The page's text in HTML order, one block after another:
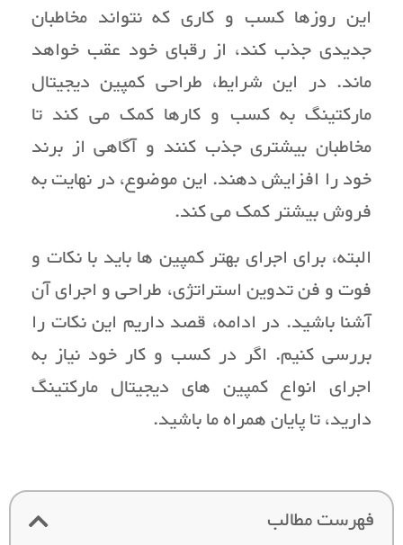
این روزها کسب و کاری که نتواند مخاطبان
جدیدی جذب کند، از رقبای خود عقب خواهد
ماند. در این شرایط، طراحی کمپین دیجیتال
مارکتینگ به کسب و کارها کمک می کند تا
مخاطبان بیشتری جذب کنند و آگاهی از برند
خود را افزایش دهند. این موضوع، در نهایت به
فروش بیشتر کمک می کند.
البته، برای اجرای بهتر کمپین ها باید با نکات و
فوت و فن تدوین استراتژی، طراحی و اجرای آن
آشنا باشید. در ادامه، قصد داریم این نکات را
بررسی کنیم. اگر در کسب و کار خود نیاز به
اجرای انواع کمپین های دیجیتال مارکتینگ
دارید، تا پایان همراه ما باشید.
فهرست مطالب